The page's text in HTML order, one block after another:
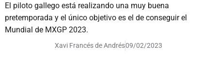
El piloto gallego está realizando una muy buena
pretemporada y el único objetivo es el de conseguir el
Mundial de MXGP 2023.
Xavi Francés de Andrés09/02/2023